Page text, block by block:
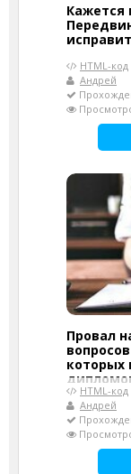
Кажется
HTML-код
Андрей
Провал
которых
HTML-код
Андрей